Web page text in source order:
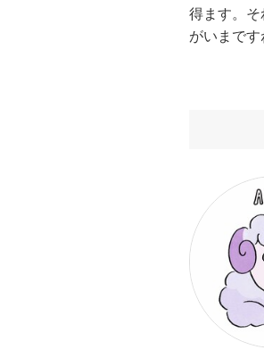
得ます。
がいまです